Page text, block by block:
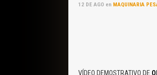
12 DE AGO en MAQUINARIA
VÍDEO DEMOSTRATIVO DE